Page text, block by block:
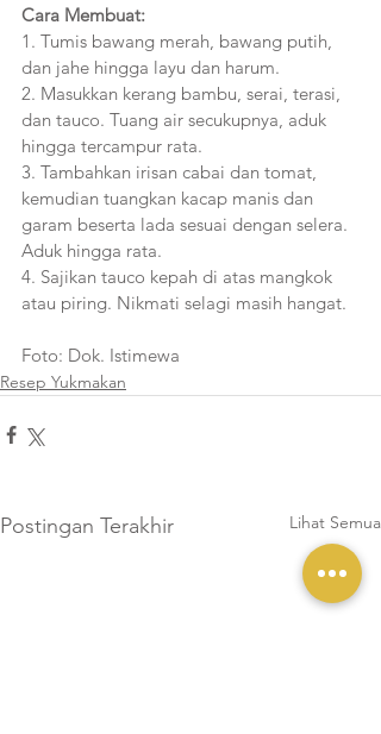
Cara Membuat:
1. Tumis bawang merah, bawang putih,
dan jahe hingga layu dan harum.
2. Masukkan kerang bambu, serai, terasi,
dan tauco. Tuang air secukupnya, aduk
hingga tercampur rata.
3. Tambahkan irisan cabai dan tomat,
kemudian tuangkan kacap manis dan
garam beserta lada sesuai dengan selera.
Aduk hingga rata.
4. Sajikan tauco kepah di atas mangkok
atau piring. Nikmati selagi masih hangat.
Foto: Dok. Istimewa
Resep Yukmakan
Postingan Terakhir Lihat Semua